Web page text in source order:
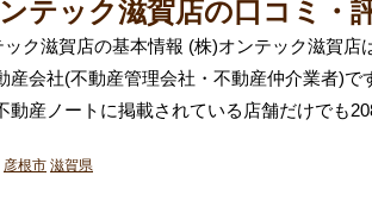
テック滋賀店の口コミ・
ック滋賀店の基本情報 (株)オンテック滋賀店
産会社(不動産管理会社・不動産仲介業者)で
動産ノートに掲載されている店舗だけでも
彦根市 滋賀県